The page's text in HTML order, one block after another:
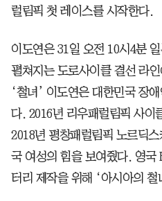
럴림픽 첫 레이스를 시작한다.
이도연은 31일 오전 10시4분
펼쳐지는 도로사이클 결선 라
‘철녀’ 이도연은 대한민국 장
다. 2016년 리우패럴림픽 사이
2018년 평창패럴림픽 노르딕
국 여성의 힘을 보여줬다. 영국
터리 제작을 위해 ‘아시아의 철